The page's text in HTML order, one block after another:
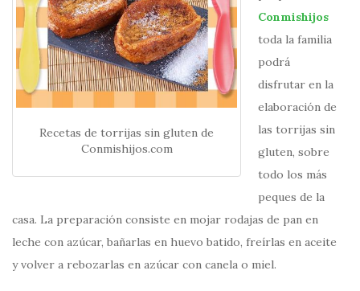
Recetas de torrijas sin gluten de
Conmishijos.com
Conmishijos
toda la familia
podrá
disfrutar en la
elaboración de
las torrijas sin
gluten, sobre
todo los más
peques de la
casa. La preparación consiste en mojar rodajas de pan en
leche con azúcar, bañarlas en huevo batido, freírlas en aceite
y volver a rebozarlas en azúcar con canela o miel.